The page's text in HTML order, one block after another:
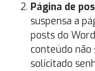
Página de
suspensa a
posts do
conteúdo não
solicitado